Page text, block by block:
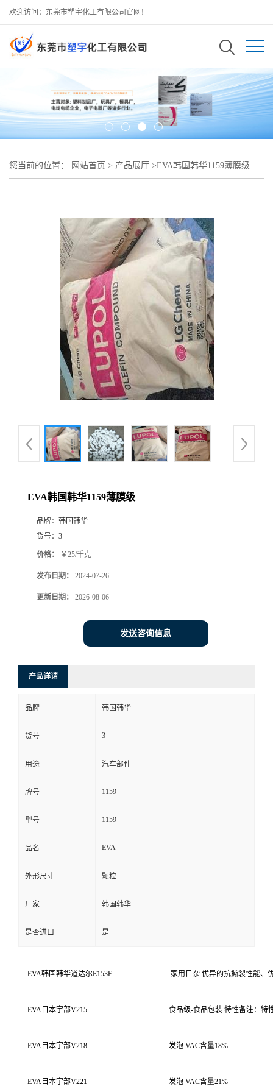
欢迎访问：东莞市塑宇化工有限公司官网！
您当前的位置： 网站首页 > 产品展厅 >EVA韩国韩华1159薄膜级
EVA韩国韩华1159薄膜级
品牌： 韩国韩华
货号： 3
价格： ￥25/千克
发布日期： 2024-07-26
更新日期： 2026-08-06
发送咨询信息
产品详请
品牌 韩国韩华
货号 3
用途 汽车部件
牌号 1159
型号 1159
品名 EVA
外形尺寸 颗粒
厂家 韩国韩华
是否进口 是
EVA韩国韩华道达尔E153F 家用日杂 优异的抗撕裂性能、
EVA 日本宇部V215 食品级-食品包装 特性备注：特
EVA 日本宇部V218 发泡 VAC含量18%
EVA 日本宇部V221 发泡 VAC含量21%